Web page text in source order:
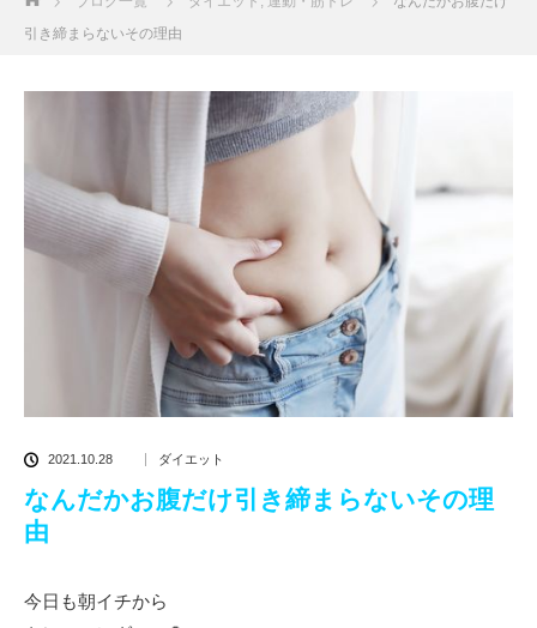
引き締まらないその理由
2021.10.28 ダイエット
なんだかお腹だけ引き締まらないその理
由
今日も朝イチから